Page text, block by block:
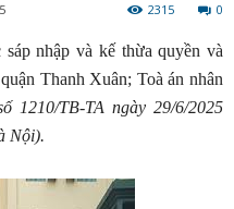
0
2315
nhập và kế thừa quyền và
Thanh Xuân; Toà án nhân
1210/TB-TA ngày 29/6/2025
Nội).